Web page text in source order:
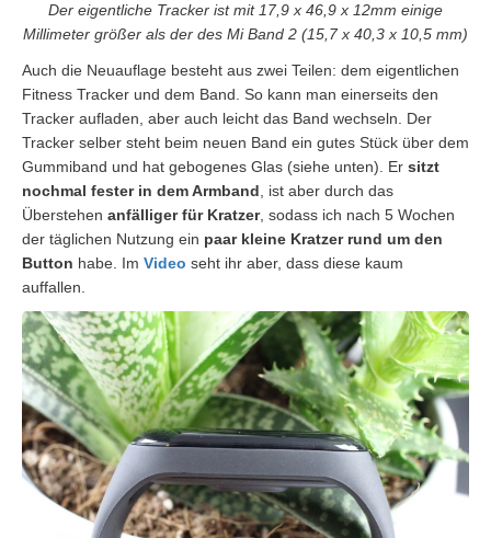
Der eigentliche Tracker ist mit 17,9 x 46,9 x 12mm einige
Millimeter größer als der des Mi Band 2 (15,7 x 40,3 x 10,5 mm)
Auch die Neuauflage besteht aus zwei Teilen: dem eigentlichen
Fitness Tracker und dem Band. So kann man einerseits den
Tracker aufladen, aber auch leicht das Band wechseln. Der
Tracker selber steht beim neuen Band ein gutes Stück über dem
Gummiband und hat gebogenes Glas (siehe unten). Er sitzt
nochmal fester in dem Armband, ist aber durch das
Überstehen anfälliger für Kratzer, sodass ich nach 5 Wochen
der täglichen Nutzung ein paar kleine Kratzer rund um den
Button habe. Im Video seht ihr aber, dass diese kaum
auffallen.